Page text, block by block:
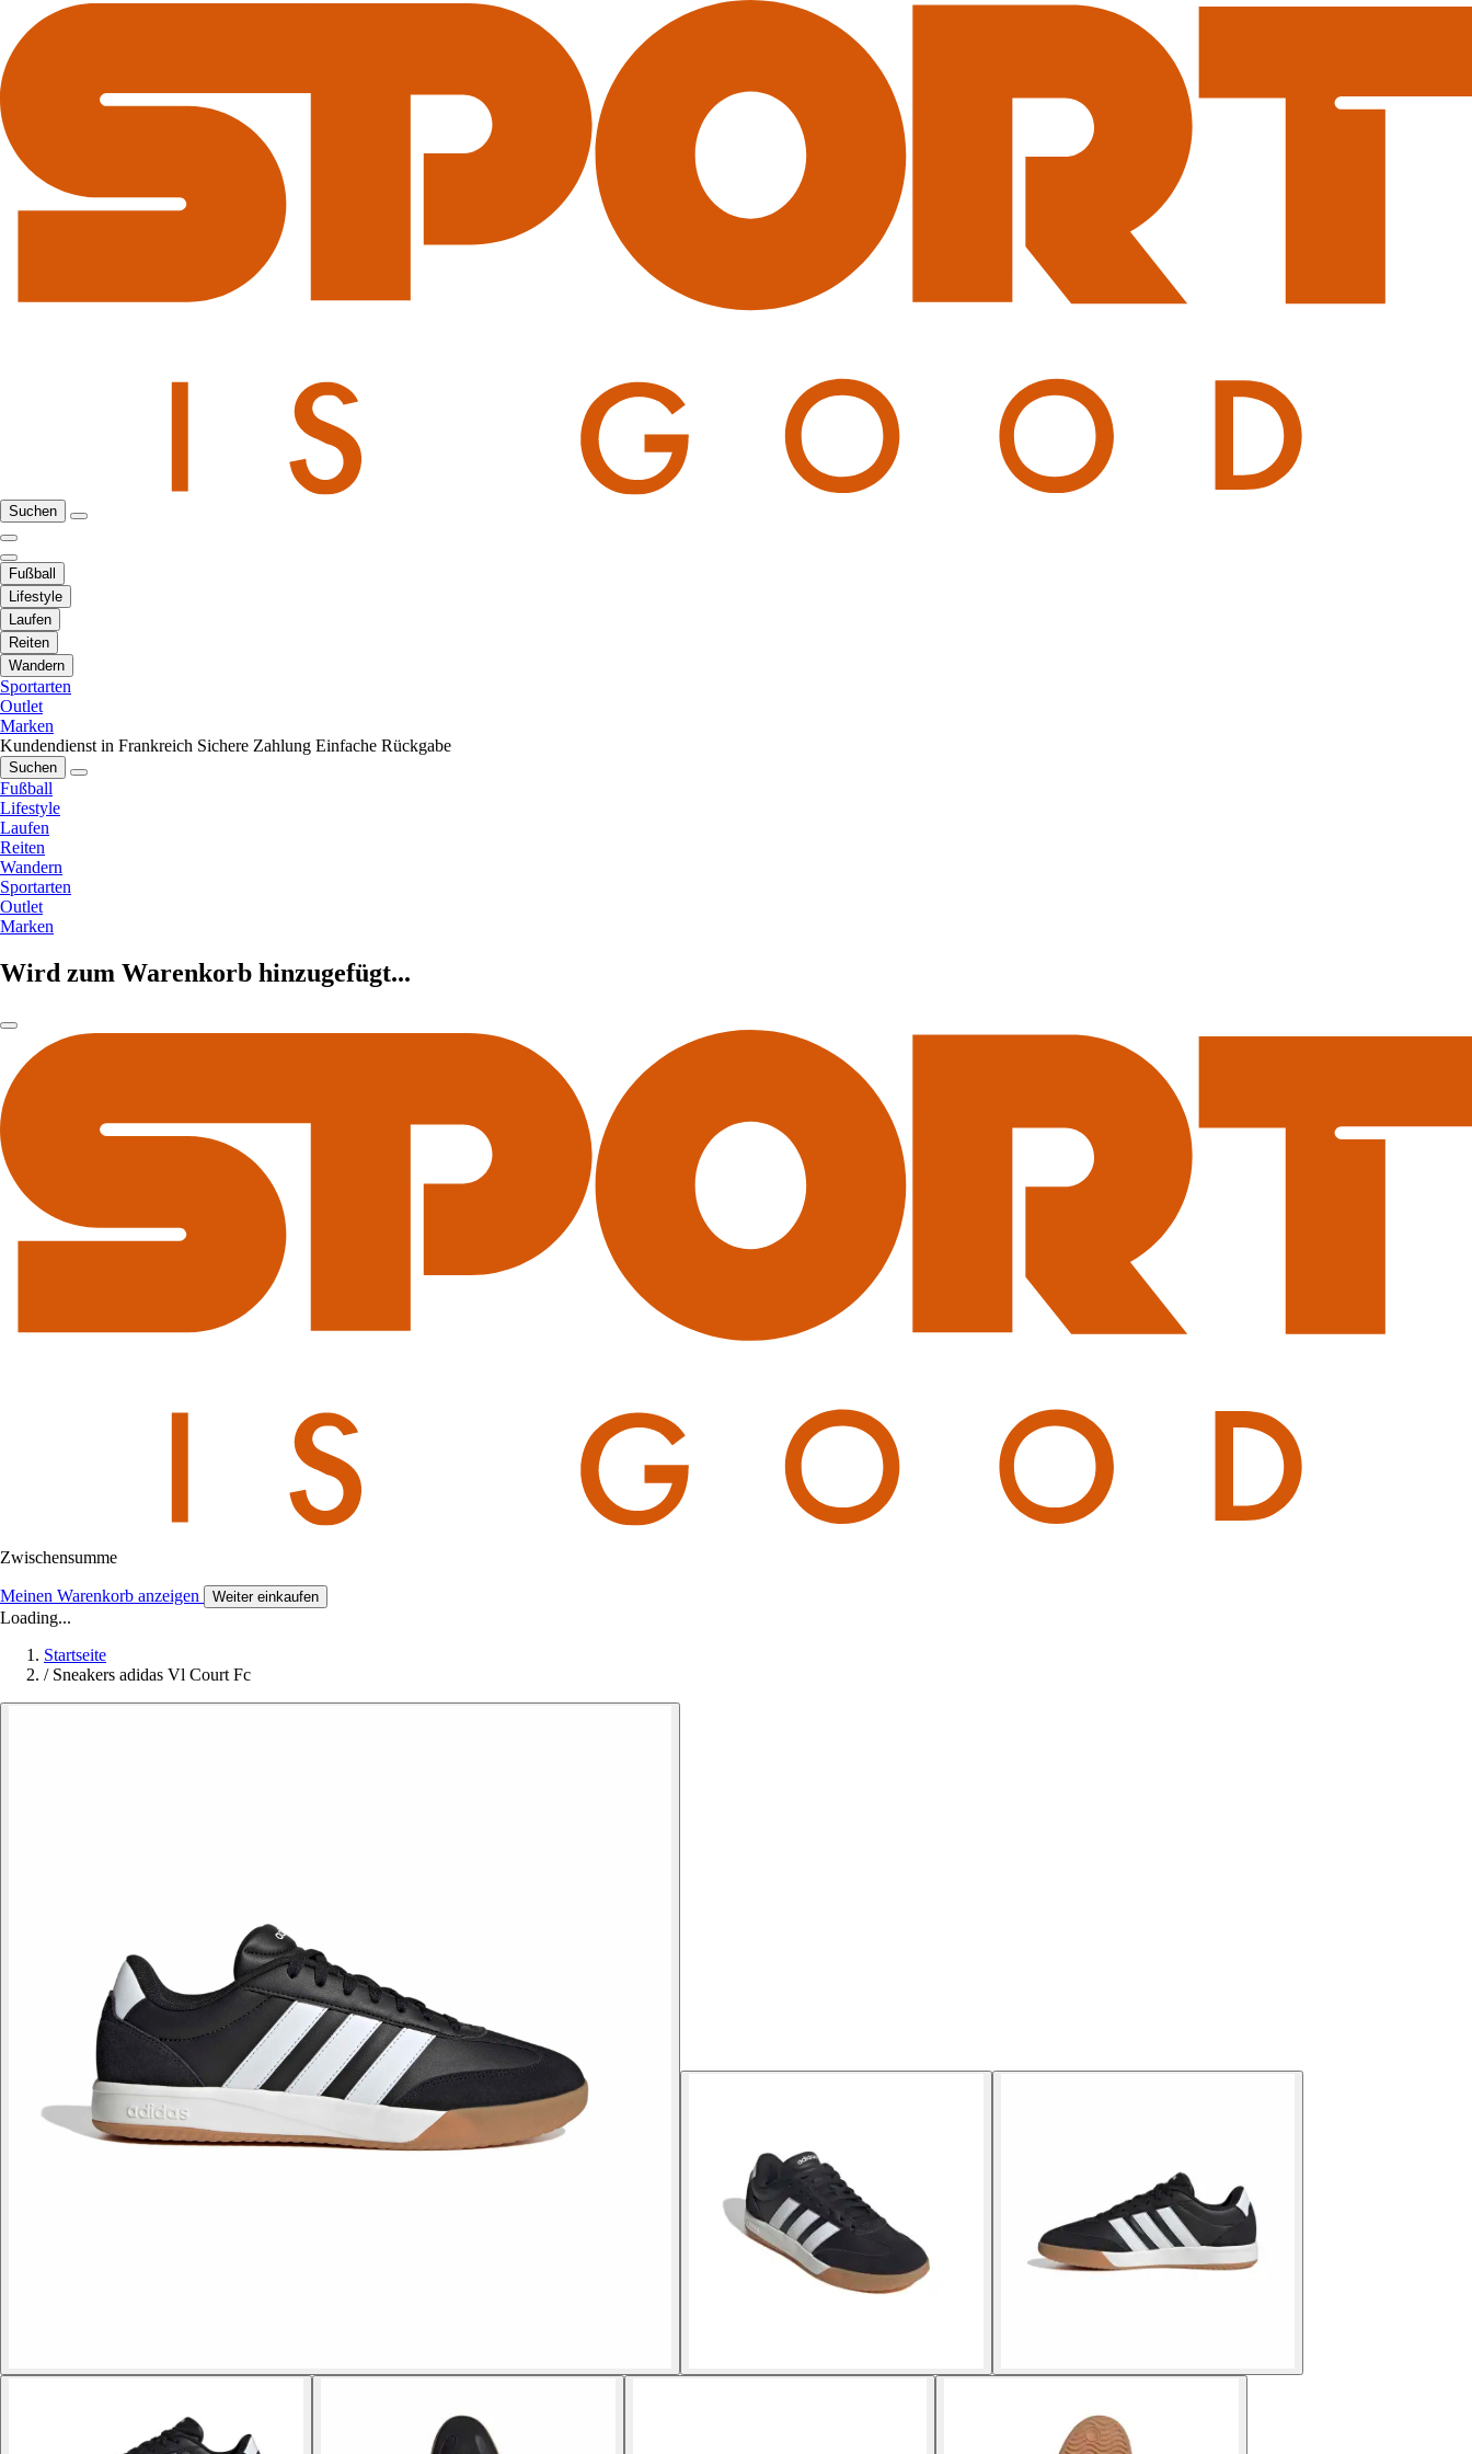
Suchen
Fußball
Lifestyle
Laufen
Reiten
Wandern
Sportarten
Outlet
Marken
Kundendienst in Frankreich Sichere Zahlung Einfache Rückgabe
Suchen
Fußball
Lifestyle
Laufen
Reiten
Wandern
Sportarten
Outlet
Marken
Wird zum Warenkorb hinzugefügt...
Zwischensumme
Meinen Warenkorb anzeigen Weiter einkaufen
Loading...
Startseite
/ Sneakers adidas Vl Court Fc